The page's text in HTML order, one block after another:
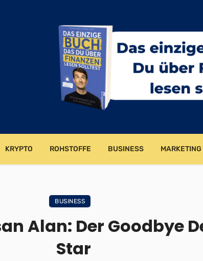
KRYPTO ROHSTOFFE BUSINESS MARKETING
BUSINESS
Alan: Der Goodbye
Star